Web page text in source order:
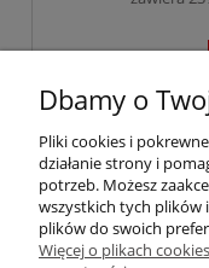
« 1 ... 129
Dbamy o
Pliki cookies i
działanie strony i
potrzeb. Możesz
wszystkich tych plików
plików do swoich
Więcej o plikach